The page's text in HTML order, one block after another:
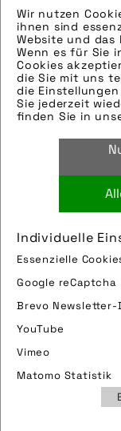
Wir nutzen
ihnen sind
Website und das
Wenn es für Sie
Cookies
die Sie mit uns
die
Sie jederzeit
finden Sie in
Individuelle
Essenzielle
Google reCaptcha
Brevo Newsletter-
YouTube
Vimeo
Matomo Statistik
Quelle/
Technik-Info:
Die
eingefügt.
per E-Mail
helfen gerne
Bild